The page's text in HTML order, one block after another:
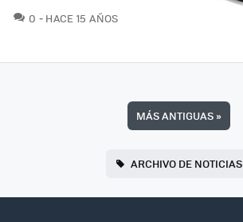
0 COMENTARIOS
HACE 15 AÑOS
MÁS ANTIGUAS»
ARCHIVO DE NOTICIAS